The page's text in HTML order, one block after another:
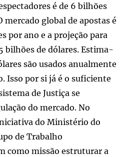
é de 6 bilhões
mercado global de apostas é
por ano e a projeção para
bilhões de dólares. Estima-
são usados anualmente
Isso por si já é o suficiente
de Justiça se
do mercado. No
do Ministério do
de Trabalho
como missão estruturar a